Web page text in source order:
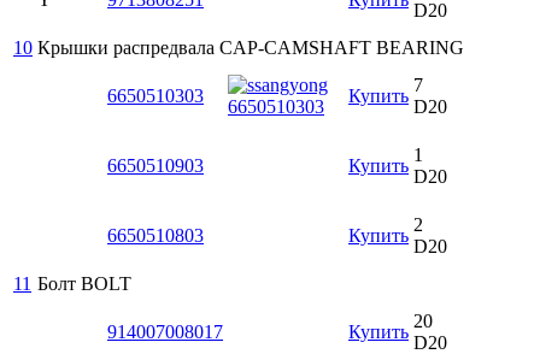
D20
10 Крышки распредвала CAP-CAMSHAFT BEARING
6650510303 Купить
7
D20
6650510903 Купить
1
D20
6650510803 Купить
2
D20
11 Болт BOLT
914007008017 Купить
20
D20